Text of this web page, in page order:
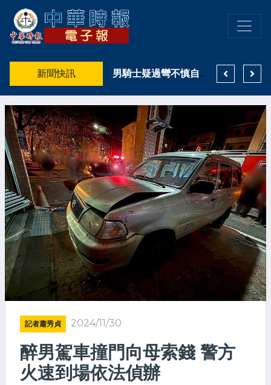
新聞快訊 男騎士疑過彎不慎自摔 警查獲未懸掛號牌依法舉發
記者蕭秀貞 2024/11/30
醉男駕車撞門向母索錢 警方
火速到場依法偵辦